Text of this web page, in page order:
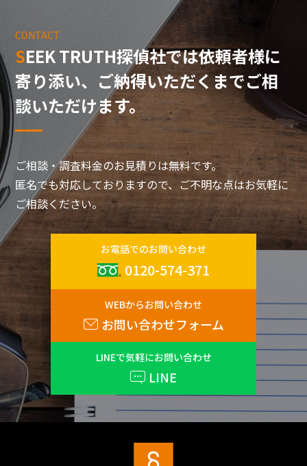
CONTACT
SEEK TRUTH探偵社では依頼者様に
寄り添い、 ご納得いただくまでご相
談いただけます。
ご相談・調査料金のお見積りは無料です。
匿名でも対応しておりますので、ご不明な点はお気軽に
ご相談ください。
お電話でのお問い合わせ
0120-574-371
WEBからお問い合わせ
お問い合わせフォーム
LINEで気軽にお問い合わせ
LINE